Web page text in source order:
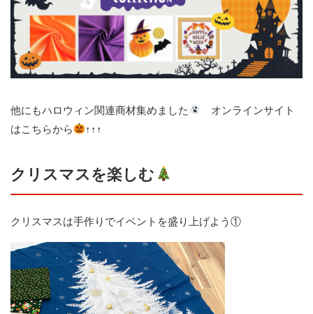
他にもハロウィン関連商材集めました
オンラインサイト
はこちらから
↑↑↑
クリスマスを楽しむ
クリスマスは手作りでイベントを盛り上げよう①